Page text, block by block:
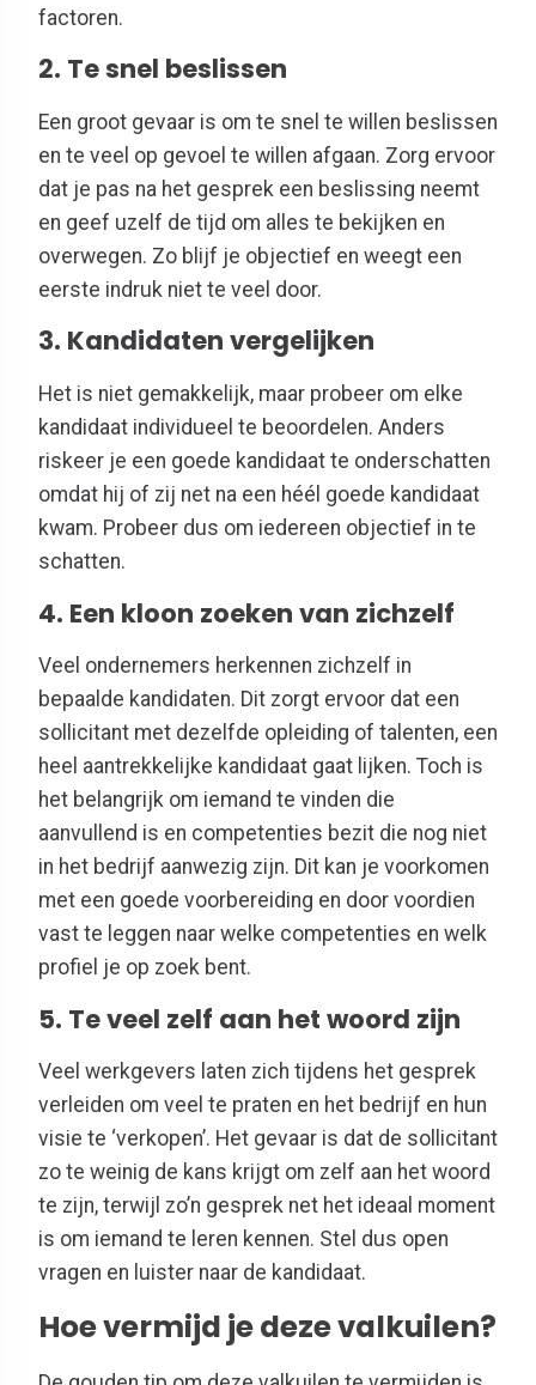
factoren.
2. Te snel beslissen
Een groot gevaar is om te snel te willen beslissen
en te veel op gevoel te willen afgaan. Zorg ervoor
dat je pas na het gesprek een beslissing neemt
en geef uzelf de tijd om alles te bekijken en
overwegen. Zo blijf je objectief en weegt een
eerste indruk niet te veel door.
3. Kandidaten vergelijken
Het is niet gemakkelijk, maar probeer om elke
kandidaat individueel te beoordelen. Anders
riskeer je een goede kandidaat te onderschatten
omdat hij of zij net na een héél goede kandidaat
kwam. Probeer dus om iedereen objectief in te
schatten.
4. Een kloon zoeken van zichzelf
Veel ondernemers herkennen zichzelf in
bepaalde kandidaten. Dit zorgt ervoor dat een
sollicitant met dezelfde opleiding of talenten, een
heel aantrekkelijke kandidaat gaat lijken. Toch is
het belangrijk om iemand te vinden die
aanvullend is en competenties bezit die nog niet
in het bedrijf aanwezig zijn. Dit kan je voorkomen
met een goede voorbereiding en door voordien
vast te leggen naar welke competenties en welk
profiel je op zoek bent.
5. Te veel zelf aan het woord zijn
Veel werkgevers laten zich tijdens het gesprek
verleiden om veel te praten en het bedrijf en hun
visie te ‘verkopen’. Het gevaar is dat de sollicitant
zo te weinig de kans krijgt om zelf aan het woord
te zijn, terwijl zo’n gesprek net het ideaal moment
is om iemand te leren kennen. Stel dus open
vragen en luister naar de kandidaat.
Hoe vermijd je deze valkuilen?